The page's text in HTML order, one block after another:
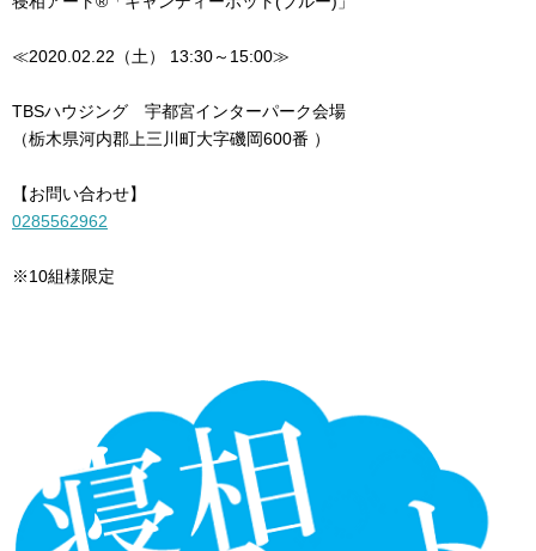
≪2020.02.22（土） 13:30～15:00≫
TBSハウジング 宇都宮インターパーク会場
（栃木県河内郡上三川町大字磯岡600番 ）
【お問い合わせ】
0285562962
※10組様限定